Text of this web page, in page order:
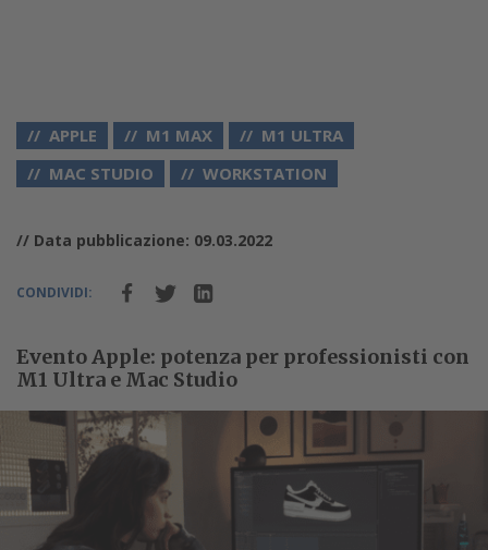
APPLE M1 MAX
M1 ULTRA
MAC STUDIO
WORKSTATION
// Data pubblicazione: 09.03.2022
CONDIVIDI:
Evento Apple: potenza per professionisti con
M1 Ultra e Mac Studio